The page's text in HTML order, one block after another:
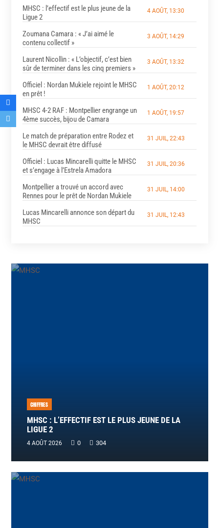
MHSC : l’effectif est le plus jeune de la
Ligue 2
4 AOÛT, 13:30
Zoumana Camara : « J’ai aimé le
contenu collectif »
3 AOÛT, 14:29
Laurent Nicollin : « L’objectif, c’est bien
sûr de terminer dans les cinq premiers »
3 AOÛT, 13:32
Officiel : Nordan Mukiele rejoint le MHSC
en prêt !
1 AOÛT, 20:12
MHSC 4-2 RAF : Montpellier engrange un
4ème succès, bijou de Camara
1 AOÛT, 19:57
Le match de préparation entre Rodez et
le MHSC devrait être diffusé
31 JUIL, 22:43
Officiel : Lucas Mincarelli quitte le MHSC
et s’engage à l’Estrela Amadora
31 JUIL, 20:36
Montpellier a trouvé un accord avec
Rennes pour le prêt de Nordan Mukiele
31 JUIL, 14:00
Lucas Mincarelli annonce son départ du
MHSC
31 JUIL, 12:43
CHIFFRES
MHSC : L’EFFECTIF EST LE PLUS JEUNE DE LA
LIGUE 2
4 AOÛT 2026 0 304